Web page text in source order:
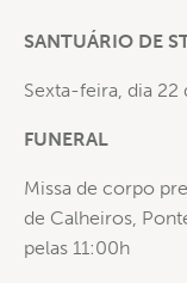
SANTUÁRIO DE
Sexta-feira, dia
FUNERAL
Missa de corpo
de Calheiros,
pelas 11:00h